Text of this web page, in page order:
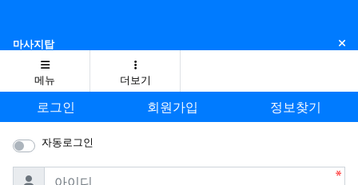
마사지탑 닫
메뉴 더보기
로그인 회원가입 정보찾기
자동로그인
아이디